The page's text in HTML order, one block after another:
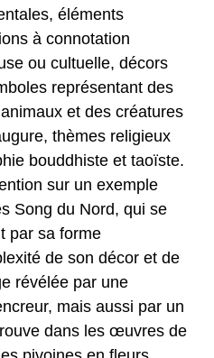
éléments
à connotation
ou cultuelle, décors
représentant des
et des créatures
thèmes religieux
bouddhiste et taoïste.
sur un exemple
Song du Nord, qui se
par sa forme
de son décor et de
révélée par une
mais aussi par un
dans les œuvres de